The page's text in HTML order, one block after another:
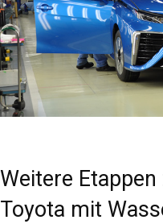
Weitere
Toyota mit